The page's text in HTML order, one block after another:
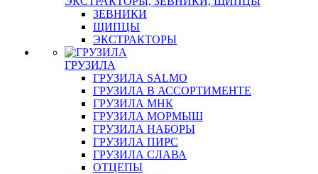
ЗЕВНИКИ
ЩИПЦЫ
ЭКСТРАКТОРЫ
ГРУЗИЛА
ГРУЗИЛА SALMO
ГРУЗИЛА В АССОРТИМЕНТЕ
ГРУЗИЛА МНК
ГРУЗИЛА МОРМЫШ
ГРУЗИЛА НАБОРЫ
ГРУЗИЛА ПИРС
ГРУЗИЛА СЛАВА
ОТЦЕПЫ